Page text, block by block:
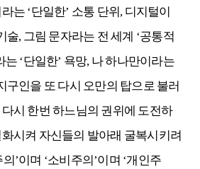
는 ‘단일한’ 소통 단위, 디지털이
술, 그림 문자라는 전 세계 ‘공통적
는 ‘단일한’ 욕망, 나 하나만이라는
구인을 또 다시 오만의 탑으로 불러
시 한번 하느님의 권위에 도전하
시켜 자신들의 발아래 굴복시키려
’이며 ‘소비주의’이며 ‘개인주